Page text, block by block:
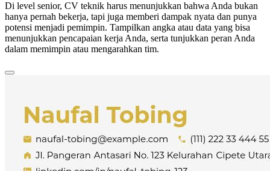
Di level senior, CV teknik harus menunjukkan bahwa Anda bukan
hanya pernah bekerja, tapi juga memberi dampak nyata dan punya
potensi menjadi pemimpin. Tampilkan angka atau data yang bisa
menunjukkan pencapaian kerja Anda, serta tunjukkan peran Anda
dalam memimpin atau mengarahkan tim.